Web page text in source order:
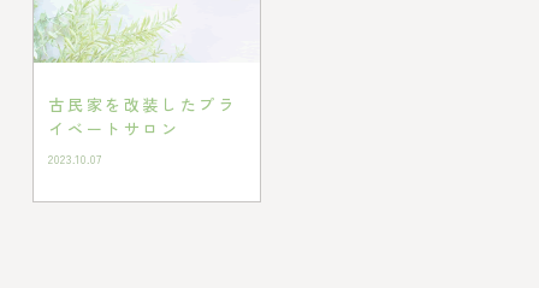
古民家を改装したプラ
イベートサロン
2023.10.07